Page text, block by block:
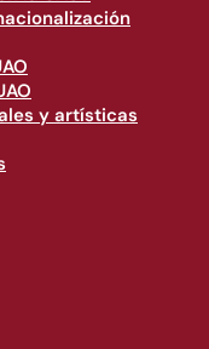
y artísticas